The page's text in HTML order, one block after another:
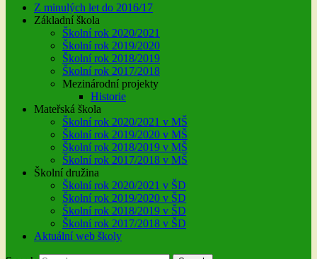
Z minulých let do 2016/17
Základní škola
Školní rok 2020/2021
Školní rok 2019/2020
Školní rok 2018/2019
Školní rok 2017/2018
Mezinárodní projekty
Historie
Mateřská škola
Školní rok 2020/2021 v MŠ
Školní rok 2019/2020 v MŠ
Školní rok 2018/2019 v MŠ
Školní rok 2017/2018 v MŠ
Školní družina
Školní rok 2020/2021 v ŠD
Školní rok 2019/2020 v ŠD
Školní rok 2018/2019 v ŠD
Školní rok 2017/2018 v ŠD
Aktuální web školy